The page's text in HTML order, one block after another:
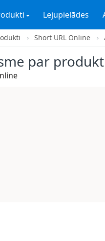
Lejupielādes
Short URL Online
par